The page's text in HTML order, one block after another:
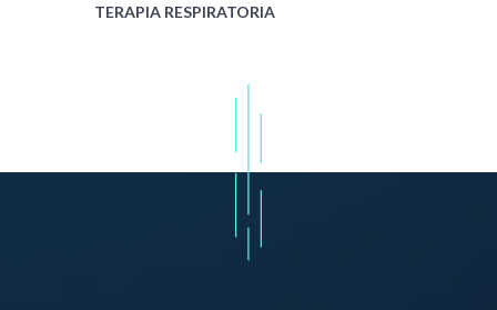
TERAPIA RESPIRATORIA